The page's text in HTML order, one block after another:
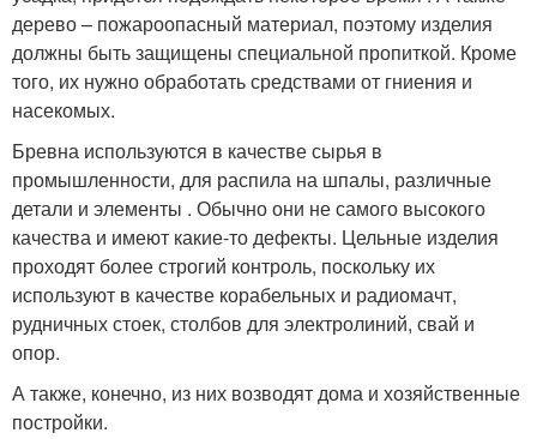
дерево – пожароопасный материал, поэтому изделия
должны быть защищены специальной пропиткой. Кроме
того, их нужно обработать средствами от гниения и
насекомых.
Бревна используются в качестве сырья в
промышленности, для распила на шпалы, различные
детали и элементы . Обычно они не самого высокого
качества и имеют какие-то дефекты. Цельные изделия
проходят более строгий контроль, поскольку их
используют в качестве корабельных и радиомачт,
рудничных стоек, столбов для электролиний, свай и
опор.
А также, конечно, из них возводят дома и хозяйственные
постройки.